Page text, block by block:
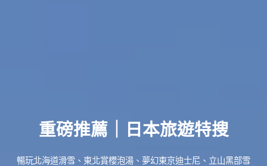
重磅推薦｜日本旅遊特搜
暢玩北海道滑雪、東北賞櫻泡湯、夢幻東京迪士尼、立山黑部雪